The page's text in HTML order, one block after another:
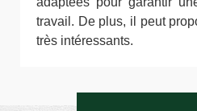
travail. De plus, il peut
très intéressants.